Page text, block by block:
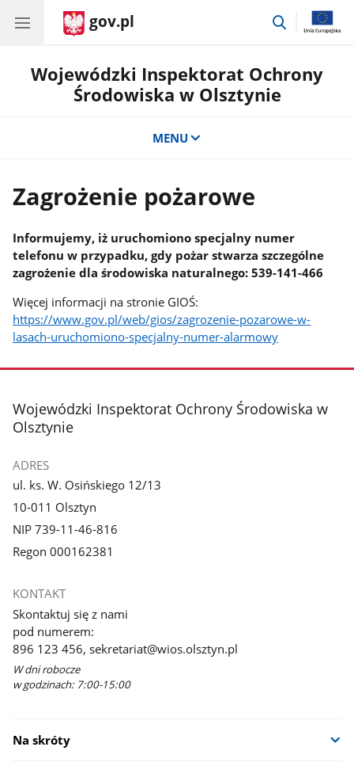
gov.pl
przejdź
Wojewódzki Inspektorat Ochrony
Środowiska w Olsztynie
MENU
Zagrożenie pożarowe
Informujemy, iż uruchomiono specjalny numer
telefonu w przypadku, gdy pożar stwarza szczególne
zagrożenie dla środowiska naturalnego: 539-141-466
Więcej informacji na stronie GIOŚ:
https://www.gov.pl/web/gios/zagrozenie-pozarowe-w-
lasach-uruchomiono-specjalny-numer-alarmowy
stopka
Wojewódzki Inspektorat Ochrony Środowiska w
Olsztynie
ADRES
ul. ks. W. Osińskiego 12/13
10-011 Olsztyn
NIP 739-11-46-816
Regon 000162381
KONTAKT
Skontaktuj się z nami
pod numerem:
896 123 456, sekretariat@wios.olsztyn.pl
W dni robocze
w godzinach: 7:00-15:00
Na skróty